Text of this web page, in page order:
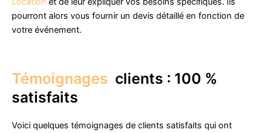
pourront alors vous fournir un devis détaillé en fonction de
votre événement.
Témoignages clients : 100 %
satisfaits
Voici quelques témoignages de clients satisfaits qui ont